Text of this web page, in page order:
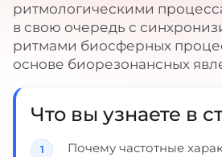
ритмологическими
в свою очередь с
ритмами биосферных
основе биорезонансных
Что вы узнаете в
Почему частотные